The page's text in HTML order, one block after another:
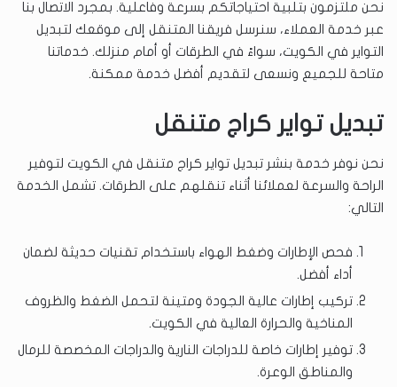
نحن ملتزمون بتلبية احتياجاتكم بسرعة وفاعلية. بمجرد الاتصال بنا
عبر خدمة العملاء، سنرسل فريقنا المتنقل إلى موقعك لتبديل
التواير في الكويت، سواءً في الطرقات أو أمام منزلك. خدماتنا
متاحة للجميع ونسعى لتقديم أفضل خدمة ممكنة.
تبديل تواير كراج متنقل
نحن نوفر خدمة بنشر تبديل تواير كراج متنقل في الكويت لتوفير
الراحة والسرعة لعملائنا أثناء تنقلهم على الطرقات. تشمل الخدمة
التالي:
فحص الإطارات وضغط الهواء باستخدام تقنيات حديثة لضمان
أداء أفضل.
تركيب إطارات عالية الجودة ومتينة لتحمل الضغط والظروف
المناخية والحرارة العالية في الكويت.
توفير إطارات خاصة للدراجات النارية والدراجات المخصصة للرمال
والمناطق الوعرة.